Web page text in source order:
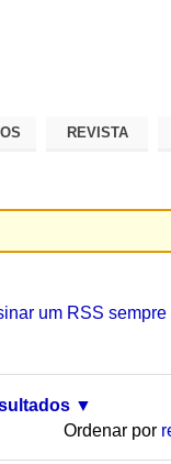
REVISTA
um RSS
Ordenar por